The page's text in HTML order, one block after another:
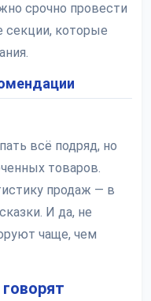
срочно провести
секции, которые
всё подряд, но
товаров.
продаж — в
И да, не
чаще, чем